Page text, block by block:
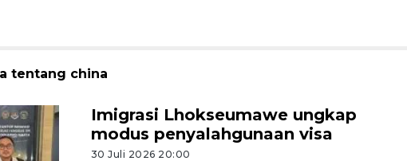
tentang china
Imigrasi Lhokseumawe ungkap
modus penyalahgunaan visa
30 Juli 2026 20:00